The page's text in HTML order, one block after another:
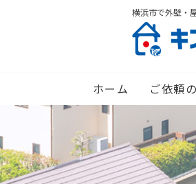
横浜市で外壁・
ホーム ご依頼